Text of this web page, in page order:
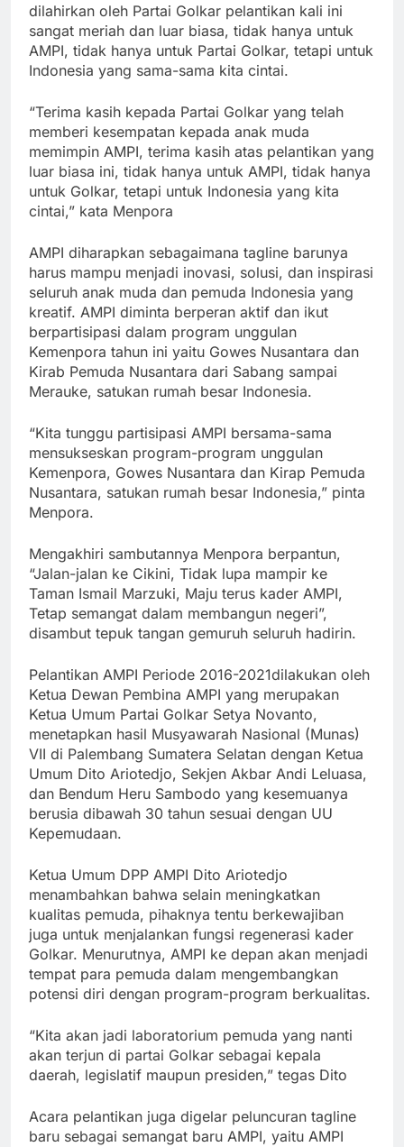
dilahirkan oleh Partai Golkar pelantikan kali ini
sangat meriah dan luar biasa, tidak hanya untuk
AMPI, tidak hanya untuk Partai Golkar, tetapi untuk
Indonesia yang sama-sama kita cintai.
“Terima kasih kepada Partai Golkar yang telah
memberi kesempatan kepada anak muda
memimpin AMPI, terima kasih atas pelantikan yang
luar biasa ini, tidak hanya untuk AMPI, tidak hanya
untuk Golkar, tetapi untuk Indonesia yang kita
cintai,” kata Menpora
AMPI diharapkan sebagaimana tagline barunya
harus mampu menjadi inovasi, solusi, dan inspirasi
seluruh anak muda dan pemuda Indonesia yang
kreatif. AMPI diminta berperan aktif dan ikut
berpartisipasi dalam program unggulan
Kemenpora tahun ini yaitu Gowes Nusantara dan
Kirab Pemuda Nusantara dari Sabang sampai
Merauke, satukan rumah besar Indonesia.
“Kita tunggu partisipasi AMPI bersama-sama
mensukseskan program-program unggulan
Kemenpora, Gowes Nusantara dan Kirap Pemuda
Nusantara, satukan rumah besar Indonesia,” pinta
Menpora.
Mengakhiri sambutannya Menpora berpantun,
“Jalan-jalan ke Cikini, Tidak lupa mampir ke
Taman Ismail Marzuki, Maju terus kader AMPI,
Tetap semangat dalam membangun negeri”,
disambut tepuk tangan gemuruh seluruh hadirin.
Pelantikan AMPI Periode 2016-2021dilakukan oleh
Ketua Dewan Pembina AMPI yang merupakan
Ketua Umum Partai Golkar Setya Novanto,
menetapkan hasil Musyawarah Nasional (Munas)
VII di Palembang Sumatera Selatan dengan Ketua
Umum Dito Ariotedjo, Sekjen Akbar Andi Leluasa,
dan Bendum Heru Sambodo yang kesemuanya
berusia dibawah 30 tahun sesuai dengan UU
Kepemudaan.
Ketua Umum DPP AMPI Dito Ariotedjo
menambahkan bahwa selain meningkatkan
kualitas pemuda, pihaknya tentu berkewajiban
juga untuk menjalankan fungsi regenerasi kader
Golkar. Menurutnya, AMPI ke depan akan menjadi
tempat para pemuda dalam mengembangkan
potensi diri dengan program-program berkualitas.
“Kita akan jadi laboratorium pemuda yang nanti
akan terjun di partai Golkar sebagai kepala
daerah, legislatif maupun presiden,” tegas Dito
Acara pelantikan juga digelar peluncuran tagline
baru sebagai semangat baru AMPI, yaitu AMPI